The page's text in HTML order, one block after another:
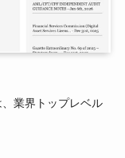
業界トップレベル